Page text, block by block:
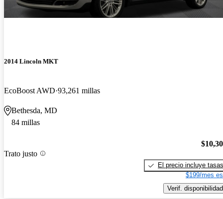
2014 Lincoln MKT
EcoBoost AWD 93,261 millas
Bethesda, MD
84 millas
Trato justo
El precio incluye tasas
$199/mes
Verif. disponibilidad